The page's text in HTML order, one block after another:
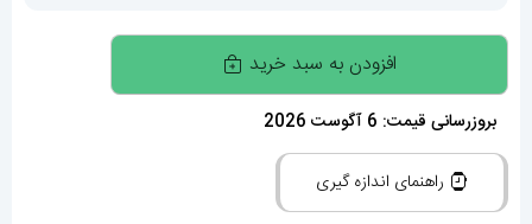
ساعت
رولکس
زنانه
دیت
جاست
افزودن به سبد خرید
بروزرسانی قیمت: 6 آگوست 2026
راهنمای اندازه گیری